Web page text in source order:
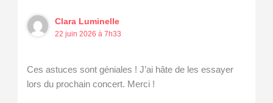
Clara Luminelle
22 juin 2026 à 7h33
Ces astuces sont géniales ! J’ai hâte de les essayer
lors du prochain concert. Merci !